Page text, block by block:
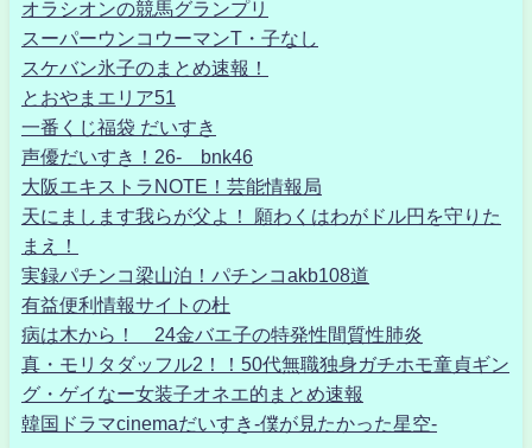
オラシオンの競馬グランプリ
スーパーウンコウーマンT・子なし
スケバン氷子のまとめ速報！
とおやまエリア51
一番くじ福袋 だいすき
声優だいすき！26- bnk46
大阪エキストラNOTE！芸能情報局
天にまします我らが父よ！ 願わくはわがドル円を守りた
まえ！
実録パチンコ梁山泊！パチンコakb108道
有益便利情報サイトの杜
病は木から！ 24金バエ子の特発性間質性肺炎
真・モリタダッフル2！！50代無職独身ガチホモ童貞ギン
グ・ゲイなー女装子オネエ的まとめ速報
韓国ドラマcinemaだいすき-僕が見たかった星空-